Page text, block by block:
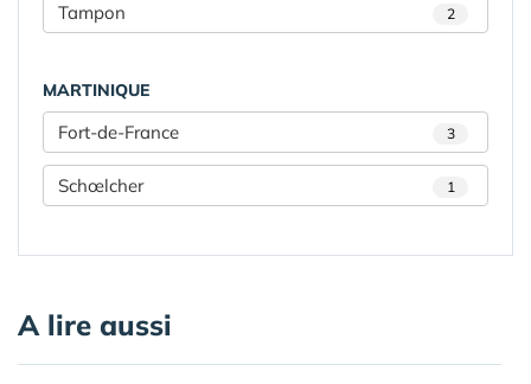
Tampon 2
MARTINIQUE
Fort-de-France 3
Schœlcher 1
A lire aussi